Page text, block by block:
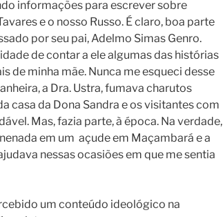
informações para escrever sobre
e o nosso Russo. É claro, boa parte
por seu pai, Adelmo Simas Genro.
de contar a ele algumas das histórias
de minha mãe. Nunca me esqueci desse
a Dra. Ustra, fumava charutos
casa da Dona Sandra e os visitantes com
Mas, fazia parte, à época. Na verdade,
em um açude em Maçambará e a
nessas ocasiões em que me sentia
um conteúdo ideológico na